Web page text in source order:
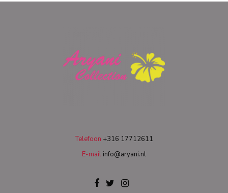
Telefoon +316 17712611
E-mail info@aryani.nl